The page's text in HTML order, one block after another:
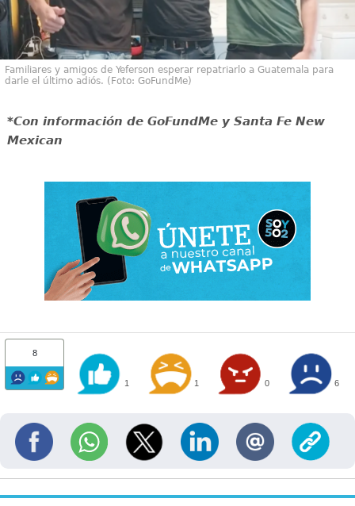
Familiares y amigos de Yeferson esperar repatriarlo a Guatemala para
darle el último adiós. (Foto: GoFundMe)
*Con información de GoFundMe y Santa Fe New
Mexican
8
1 1 0 6